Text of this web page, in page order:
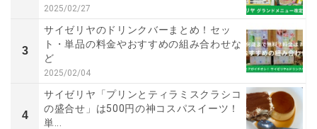
2025/02/27
3
サイゼリヤのドリンクバーまとめ！セッ
ト・単品の料金やおすすめの組み合わせな
ど
2025/02/04
4
サイゼリヤ「プリンとティラミスクラシコ
の盛合せ」は500円の神コスパスイーツ！
単...